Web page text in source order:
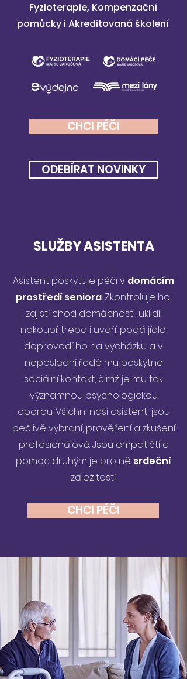
Fyzioterapie, Kompenzační
pomůcky i Akreditovaná školení.
CHCI PÉČI
ODEBÍRAT NOVINKY
SLUŽBY ASISTENTA
Asistent poskytuje péči v domácím
prostředí seniora. Zkontroluje ho,
zajistí chod domácnosti, uklidí,
nakoupí, třeba i uvaří, podá jídlo,
doprovodí ho na vycházku a v
neposlední řadě mu poskytne
sociální kontakt, čímž je mu tak
významnou psychologickou
oporou. Všichni naši asistenti jsou
pečlivě vybraní, prověření a zkušení
profesionálové. Jsou empatičtí a
pomoc druhým je pro ně srdeční
záležitostí.
CHCI PÉČI